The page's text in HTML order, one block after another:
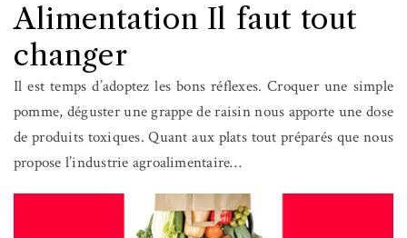
Alimentation Il faut tout
changer
Il est temps d’adoptez les bons réflexes. Croquer une simple
pomme, déguster une grappe de raisin nous apporte une dose
de produits toxiques. Quant aux plats tout préparés que nous
propose l’industrie agroalimentaire…